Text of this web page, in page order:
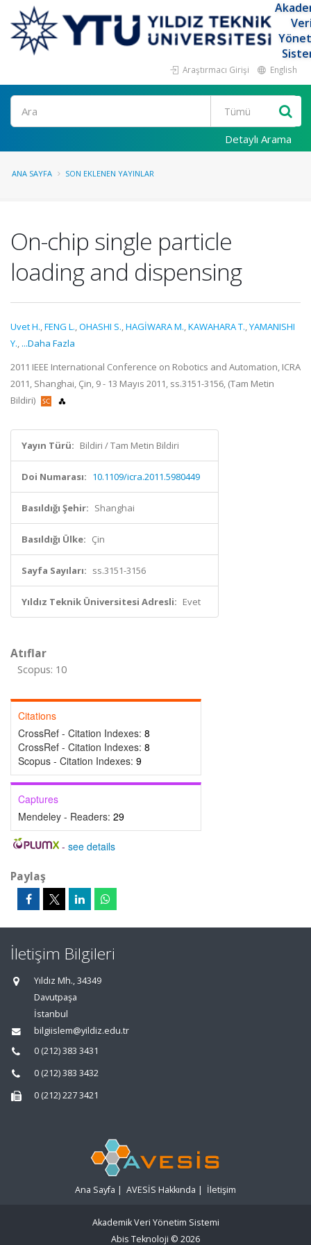
Araştırmacı Girişi English
Ara
Detaylı Arama
ANA SAYFA SON EKLENEN YAYINLAR
On-chip single particle
loading and dispensing
Uvet H.,FENG L.,OHASHI S.,HAGİWARA M.,KAWAHARA T.,YAMANISHI
Y., ...Daha Fazla
2011 IEEE International Conference on Robotics and Automation, ICRA
2011, Shanghai, Çin, 9 - 13 Mayıs 2011, ss.3151-3156, (Tam Metin
Bildiri)
Yayın Türü: Bildiri / Tam Metin Bildiri
Doi Numarası: 10.1109/icra.2011.5980449
Basıldığı Şehir: Shanghai
Basıldığı Ülke: Çin
Sayfa Sayıları: ss.3151-3156
Yıldız Teknik Üniversitesi Adresli: Evet
Atıflar
Scopus: 10
Citations
CrossRef - Citation Indexes: 8
CrossRef - Citation Indexes: 8
Scopus - Citation Indexes: 9
Captures
Mendeley - Readers: 29
- see details
Paylaş
İletişim Bilgileri
Yıldız Mh., 34349
Davutpaşa
İstanbul
bilgiislem@yildiz.edu.tr
0 (212) 383 3431
0 (212) 383 3432
0 (212) 227 3421
Ana Sayfa | AVESİS Hakkında | İletişim
Akademik Veri Yönetim Sistemi
Abis Teknoloji © 2026